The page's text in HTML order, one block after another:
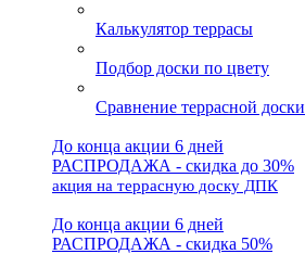
Калькулятор террасы
Подбор доски по цвету
Сравнение террасной доски
До конца акции 6 дней
РАСПРОДАЖА - скидка до 30%
акция на террасную доску ДПК
До конца акции 6 дней
РАСПРОДАЖА - скидка 50%